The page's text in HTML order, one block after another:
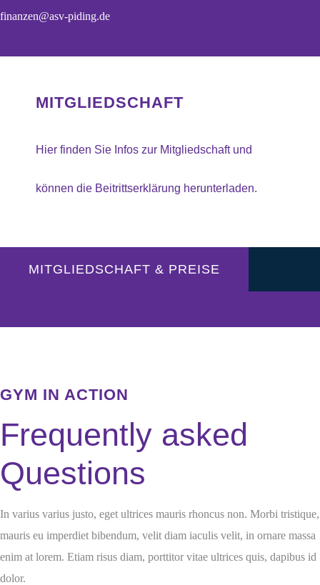
finanzen@asv-piding.de
MITGLIEDSCHAFT
Hier finden Sie Infos zur Mitgliedschaft und
können die Beitrittserklärung herunterladen.
MITGLIEDSCHAFT & PREISE
GYM IN ACTION
Frequently asked
Questions
In varius varius justo, eget ultrices mauris rhoncus non. Morbi tristique,
mauris eu imperdiet bibendum, velit diam iaculis velit, in ornare massa
enim at lorem. Etiam risus diam, porttitor vitae ultrices quis, dapibus id
dolor.